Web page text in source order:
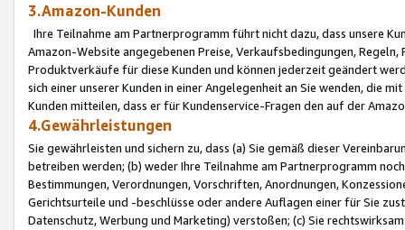
3.Amazon-Kunden
Ihre Teilnahme am Partnerprogramm führt nicht dazu, dass unsere
Amazon-Website angegebenen Preise, Verkaufsbedingungen,
Produktverkäufe für diese Kunden und können jederzeit geändert
sich einer unserer Kunden in einer Angelegenheit an Sie wenden, die
Kunden mitteilen, dass er für Kundenservice-Fragen den auf der
4.Gewährleistungen
Sie gewährleisten und sichern zu, dass (a) Sie gemäß dieser
betreiben werden; (b) weder Ihre Teilnahme am Partnerprogramm
Bestimmungen, Verordnungen, Vorschriften, Anordnungen,
Gerichtsurteile und -beschlüsse oder andere Auflagen einer für Sie
Datenschutz, Werbung und Marketing) verstoßen; (c) Sie